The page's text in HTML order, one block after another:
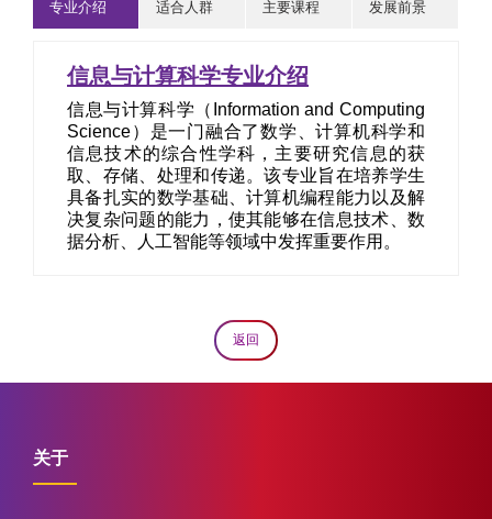
专业介绍 适合人群 主要课程 发展前景
信息与计算科学专业介绍
信息与计算科学（Information and Computing
Science）是一门融合了数学、计算机科学和
信息技术的综合性学科，主要研究信息的获
取、存储、处理和传递。该专业旨在培养学生
具备扎实的数学基础、计算机编程能力以及解
决复杂问题的能力，使其能够在信息技术、数
据分析、人工智能等领域中发挥重要作用。
返回
关于